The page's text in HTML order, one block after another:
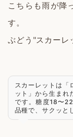
こちらも雨が降
す。
ぶどう"スカーレ
スカーレットは「
ット」から生まれ
です。糖度18〜
品種で、サクッと